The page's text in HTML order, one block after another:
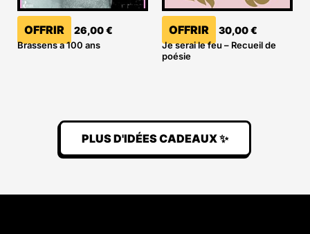
OFFRIR 26,00€
Brassens a 100 ans
OFFRIR 30,00€
Je serai le feu – Recueil de
poésie
PLUS D'IDÉES CADEAUX ✨